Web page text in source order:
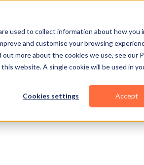
used to collect information about how
and customise your browsing
more about the cookies we use, see our
website. A single cookie will be used in
Cookies settings Accept